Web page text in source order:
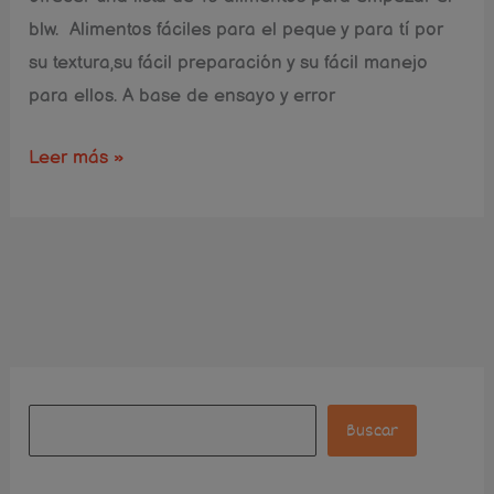
blw. Alimentos fáciles para el peque y para tí por
su textura,su fácil preparación y su fácil manejo
para ellos. A base de ensayo y error
Leer más »
s
Buscar